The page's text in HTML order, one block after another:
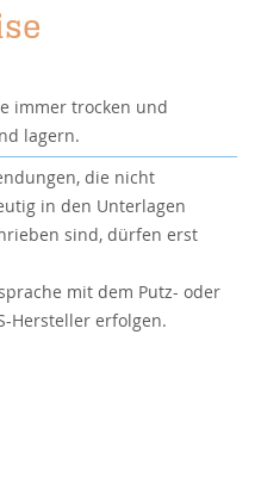
immer trocken und
lagern.
die nicht
in den Unterlagen
sind, dürfen erst
mit dem Putz- oder
Hersteller erfolgen.